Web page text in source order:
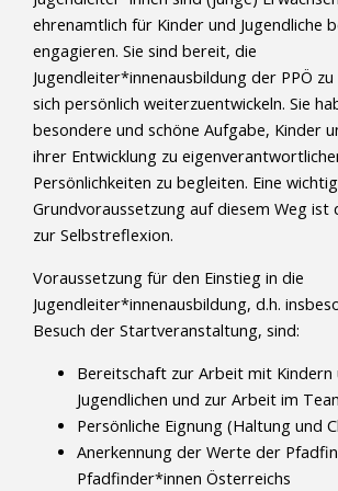
ehrenamtlich für Kinder und Jugendliche
engagieren. Sie sind bereit, die
Jugendleiter*innenausbildung der PPÖ
sich persönlich weiterzuentwickeln. Sie
besondere und schöne Aufgabe, Kinder
ihrer Entwicklung zu
Persönlichkeiten zu begleiten. Eine
Grundvoraussetzung auf diesem Weg ist
zur Selbstreflexion.
Voraussetzung für den Einstieg in die
Jugendleiter*innenausbildung, d.h.
Besuch der Startveranstaltung, sind:
Bereitschaft zur Arbeit mit Kindern
Jugendlichen und zur Arbeit im
Persönliche Eignung (Haltung und
Anerkennung der Werte der
Pfadfinder*innen Österreichs